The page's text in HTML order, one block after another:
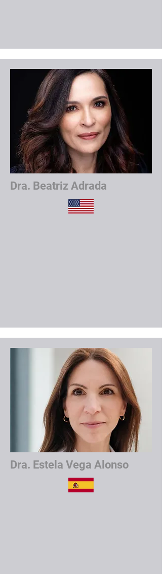
Dra. Beatriz Adrada
Dra. Estela Vega Alonso